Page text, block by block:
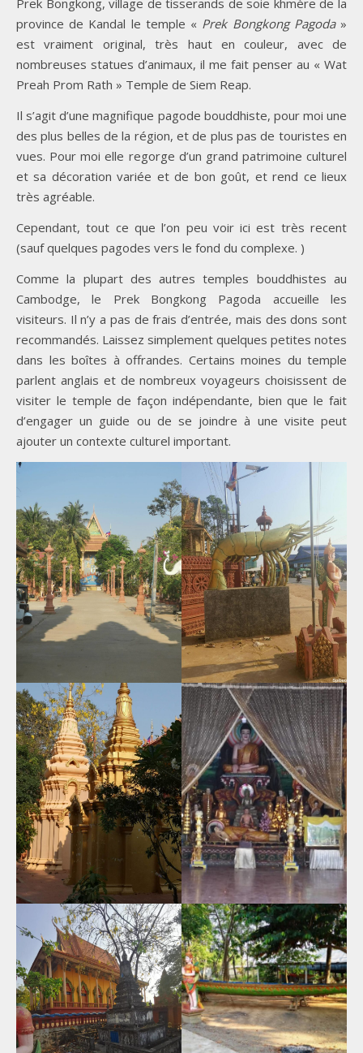
province de Kandal le temple « Prek Bongkong Pagoda»
est vraiment original, très haut en couleur, avec de
nombreuses statues d’animaux, il me fait penser au « Wat
Preah Prom Rath » Temple de Siem Reap.
Il s’agit d’une magnifique pagode bouddhiste, pour moi une
des plus belles de la région, et de plus pas de touristes en
vues. Pour moi elle regorge d’un grand patrimoine culturel
et sa décoration variée et de bon goût, et rend ce lieux
très agréable.
Cependant, tout ce que l’on peu voir ici est très recent
(sauf quelques pagodes vers le fond du complexe. )
Comme la plupart des autres temples bouddhistes au
Cambodge, le Prek Bongkong Pagoda accueille les
visiteurs. Il n’y a pas de frais d’entrée, mais des dons sont
recommandés. Laissez simplement quelques petites notes
dans les boîtes à offrandes. Certains moines du temple
parlent anglais et de nombreux voyageurs choisissent de
visiter le temple de façon indépendante, bien que le fait
d’engager un guide ou de se joindre à une visite peut
ajouter un contexte culturel important.